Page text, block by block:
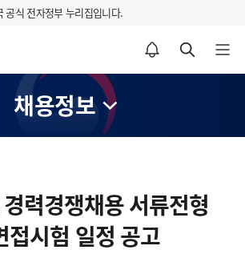
공식 전자정부 누리집입니다.
알림설정 바로가기 검색 바로가기 메뉴 열기
채용정보
력경쟁채용 서류전형
접시험 일정 공고